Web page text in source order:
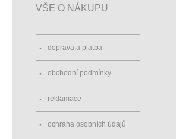
VŠE O NÁKUPU
doprava a platba
obchodní podmínky
reklamace
ochrana osobních údajů